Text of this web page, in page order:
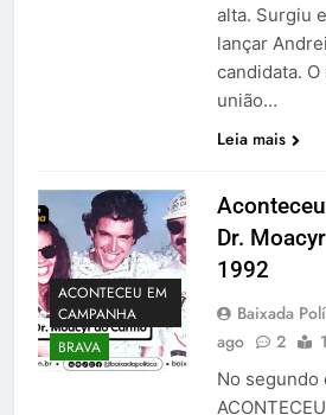
alta. Surgiu
lançar
candidata.
união…
Leia mais
ACONTECEU EM
CAMPANHA
BRAVA
Dr.
1992
Baixada
ago
2
No segundo